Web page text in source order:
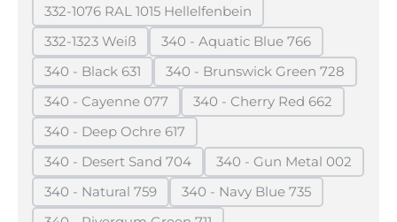
332-1076 RAL 1015 Hellelfenbein
(Diese Option ist zurzeit nicht verfügbar.)
332-1323 Weiß
(Diese Option ist zurzeit nicht verfügbar.)
340 - Aquatic Blue 766
(Diese Option ist zurzeit
340 - Black 631
(Diese Option ist zurzeit nicht verfügbar.)
340 - Brunswick Green 728
(Diese Option ist zurzeit
340 - Cayenne 077
(Diese Option ist zurzeit nicht verfügbar.)
340 - Cherry Red 662
(Diese Option ist
340 - Deep Ochre 617
(Diese Option ist zurzeit nicht verfügbar.)
340 - Desert Sand 704
(Diese Option ist zurzeit nicht verfügbar.)
340 - Gun Metal 002
(Diese Option ist
340 - Natural 759
(Diese Option ist zurzeit nicht verfügbar.)
340 - Navy Blue 735
(Diese Option ist zurzeit